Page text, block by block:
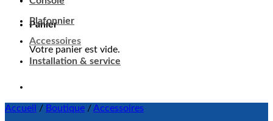
Panier
Votre panier est vide.
Plafonnier
Accessoires
Installation & service
Accueil / Boutique /Accessoires